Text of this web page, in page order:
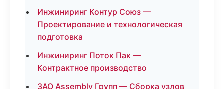
Инжиниринг Контур Союз —
Проектирование и технологическая
подготовка
Инжиниринг Поток Пак —
Контрактное производство
ЗАО Assembly Групп — Сборка узлов